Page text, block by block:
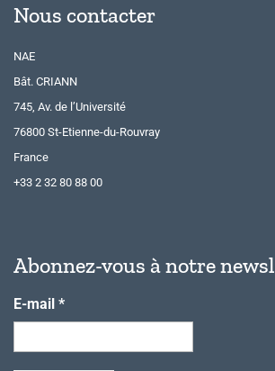
Nous contacter
NAE
Bât. CRIANN
745, Av. de l’Université
76800 St-Etienne-du-Rouvray
France
+33 2 32 80 88 00
Abonnez-vous à notre
E-mail *